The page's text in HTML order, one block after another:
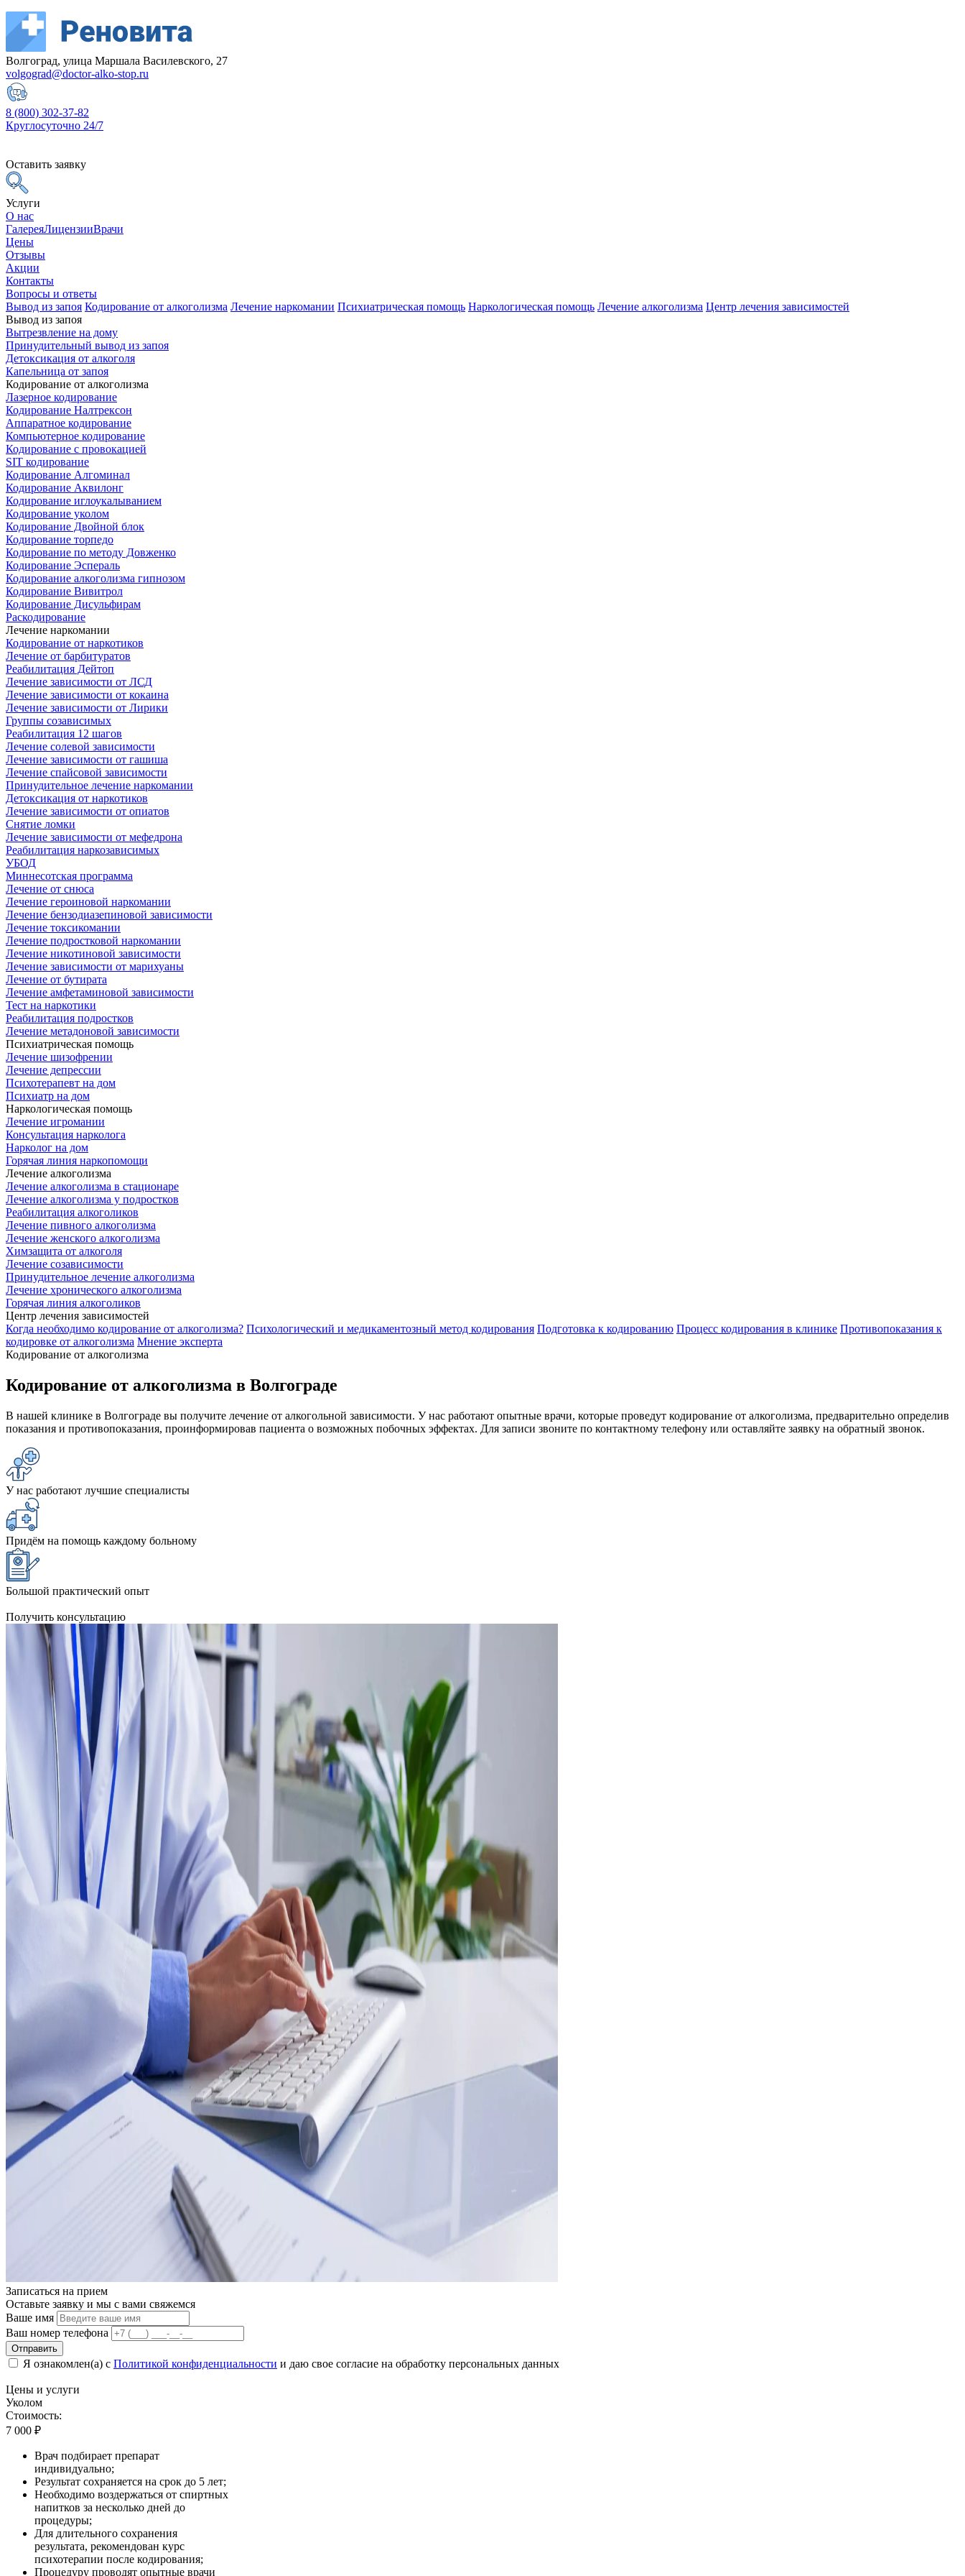
Волгоград, улица Маршала Василевского, 27
volgograd@doctor-alko-stop.ru
8 (800) 302-37-82
Круглосуточно 24/7
Оставить заявку
Услуги
О нас
ГалереяЛицензииВрачи
Цены
Отзывы
Акции
Контакты
Вопросы и ответы
Вывод из запоя Кодирование от алкоголизма Лечение наркомании Психиатрическая помощь Наркологическая помощь Лечение алкоголизма Центр лечения зависимостей
Вывод из запоя
Вытрезвление на дому
Принудительный вывод из запоя
Детоксикация от алкоголя
Капельница от запоя
Кодирование от алкоголизма
Лазерное кодирование
Кодирование Налтрексон
Аппаратное кодирование
Компьютерное кодирование
Кодирование с провокацией
SIT кодирование
Кодирование Алгоминал
Кодирование Аквилонг
Кодирование иглоукалыванием
Кодирование уколом
Кодирование Двойной блок
Кодирование торпедо
Кодирование по методу Довженко
Кодирование Эспераль
Кодирование алкоголизма гипнозом
Кодирование Вивитрол
Кодирование Дисульфирам
Раскодирование
Лечение наркомании
Кодирование от наркотиков
Лечение от барбитуратов
Реабилитация Дейтоп
Лечение зависимости от ЛСД
Лечение зависимости от кокаина
Лечение зависимости от Лирики
Группы созависимых
Реабилитация 12 шагов
Лечение солевой зависимости
Лечение зависимости от гашиша
Лечение спайсовой зависимости
Принудительное лечение наркомании
Детоксикация от наркотиков
Лечение зависимости от опиатов
Снятие ломки
Лечение зависимости от мефедрона
Реабилитация наркозависимых
УБОД
Миннесотская программа
Лечение от снюса
Лечение героиновой наркомании
Лечение бензодиазепиновой зависимости
Лечение токсикомании
Лечение подростковой наркомании
Лечение никотиновой зависимости
Лечение зависимости от марихуаны
Лечение от бутирата
Лечение амфетаминовой зависимости
Тест на наркотики
Реабилитация подростков
Лечение метадоновой зависимости
Психиатрическая помощь
Лечение шизофрении
Лечение депрессии
Психотерапевт на дом
Психиатр на дом
Наркологическая помощь
Лечение игромании
Консультация нарколога
Нарколог на дом
Горячая линия наркопомощи
Лечение алкоголизма
Лечение алкоголизма в стационаре
Лечение алкоголизма у подростков
Реабилитация алкоголиков
Лечение пивного алкоголизма
Лечение женского алкоголизма
Химзащита от алкоголя
Лечение созависимости
Принудительное лечение алкоголизма
Лечение хронического алкоголизма
Горячая линия алкоголиков
Центр лечения зависимостей
Когда необходимо кодирование от алкоголизма? Психологический и медикаментозный метод кодирования Подготовка к кодированию Процесс кодирования в клинике Противопоказания к
кодировке от алкоголизма Мнение эксперта
Кодирование от алкоголизма
Кодирование от алкоголизма в Волгограде
В нашей клинике в Волгограде вы получите лечение от алкогольной зависимости. У нас работают опытные врачи, которые проведут кодирование от алкоголизма, предварительно определив
показания и противопоказания, проинформировав пациента о возможных побочных эффектах. Для записи звоните по контактному телефону или оставляйте заявку на обратный звонок.
У нас работают лучшие специалисты
Придём на помощь каждому больному
Большой практический опыт
Получить консультацию
Записаться на прием
Оставьте заявку и мы с вами свяжемся
Ваше имя
Ваш номер телефона
Отправить
Я ознакомлен(а) с Политикой конфиденциальности и даю свое cогласие на обработку персональных данных
Цены и услуги
Уколом
Стоимость:
7 000 ₽
Врач подбирает препарат
индивидуально;
Результат сохраняется на срок до 5 лет;
Необходимо воздержаться от спиртных
напитков за несколько дней до
процедуры;
Для длительного сохранения
результата, рекомендован курс
психотерапии после кодирования;
Процедуру проводят опытные врачи